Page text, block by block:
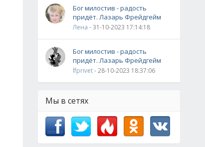
Бог милостив - радость
придёт. Лазарь Фрейдгейм
Лена - 31-10-2023 17:14:18
Бог милостив - радость
придёт. Лазарь Фрейдгейм
lfprivet- 28-10-2023 18:37:06
Мы в сетях